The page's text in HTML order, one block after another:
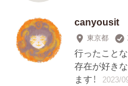
canyousit
東京都
行ったこと
存在が好き
ます！
2023/